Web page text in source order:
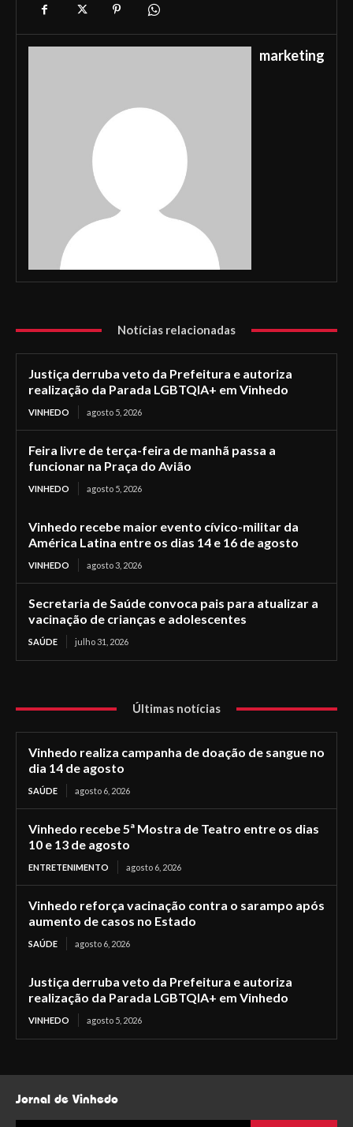
marketing
Notícias relacionadas
Justiça derruba veto da Prefeitura e autoriza
realização da Parada LGBTQIA+ em Vinhedo
VINHEDO agosto 5, 2026
Feira livre de terça-feira de manhã passa a
funcionar na Praça do Avião
VINHEDO agosto 5, 2026
Vinhedo recebe maior evento cívico-militar da
América Latina entre os dias 14 e 16 de agosto
VINHEDO agosto 3, 2026
Secretaria de Saúde convoca pais para atualizar a
vacinação de crianças e adolescentes
SAÚDE julho 31, 2026
Últimas notícias
Vinhedo realiza campanha de doação de sangue no
dia 14 de agosto
SAÚDE agosto 6, 2026
Vinhedo recebe 5ª Mostra de Teatro entre os dias
10 e 13 de agosto
ENTRETENIMENTO agosto 6, 2026
Vinhedo reforça vacinação contra o sarampo após
aumento de casos no Estado
SAÚDE agosto 6, 2026
Justiça derruba veto da Prefeitura e autoriza
realização da Parada LGBTQIA+ em Vinhedo
VINHEDO agosto 5, 2026
Jornal de Vinhedo